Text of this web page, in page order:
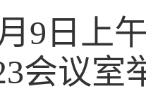
9 日上
会议室